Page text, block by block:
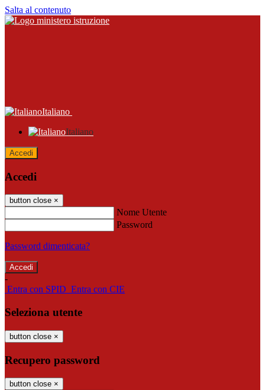
Salta al contenuto
Italiano
Italiano
Accedi
Accedi
button close ×
Nome Utente
Password
Password dimenticata?
-
Entra con SPID Entra con CIE
Seleziona utente
button close ×
Recupero password
button close ×